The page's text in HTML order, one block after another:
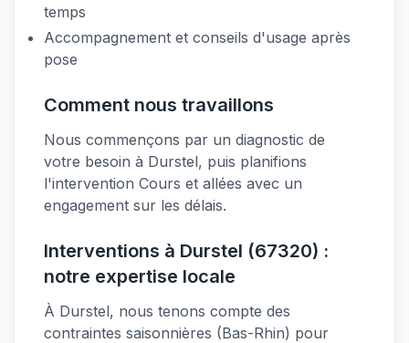
temps
Accompagnement et conseils d'usage après
pose
Comment nous travaillons
Nous commençons par un diagnostic de
votre besoin à Durstel, puis planifions
l'intervention Cours et allées avec un
engagement sur les délais.
Interventions à Durstel (67320) :
notre expertise locale
À Durstel, nous tenons compte des
contraintes saisonnières (Bas-Rhin) pour